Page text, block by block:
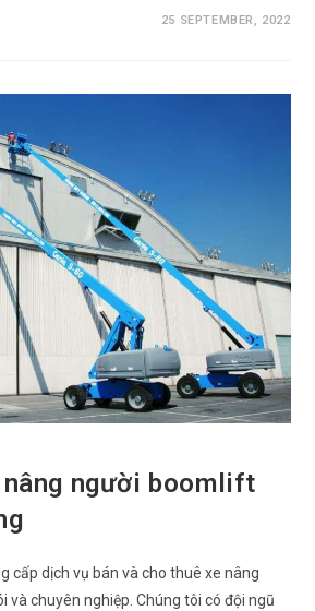
25 SEPTEMBER, 2022
nâng người boomlift
cấp dịch vụ bán và cho thuê xe nâng
chuyên nghiệp. Chúng tôi có đội ngũ